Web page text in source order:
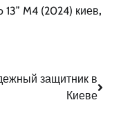
13” M4 (2024) киев,
защитник в
Киеве